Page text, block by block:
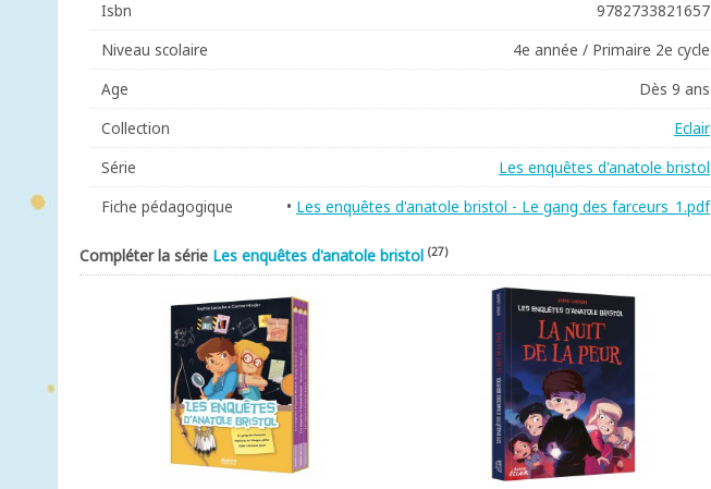
Isbn
9782733821657
Niveau scolaire
4e année / Primaire 2e cycle
Age
Dès 9 ans
Collection
Eclair
Série
Les enquêtes d'anatole bristol
Fiche pédagogique
• Les enquêtes d'anatole bristol - Le gang des farceurs_1.pdf
Compléter la série Les enquêtes d'anatole bristol (27)